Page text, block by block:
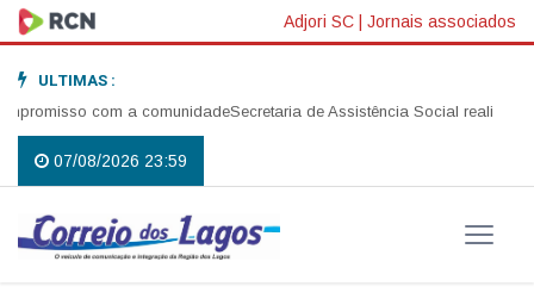
Adjori SC | Jornais associados
ULTIMAS :
a comunidade Secretaria de Assistência Social realiza abertura da
07/08/2026 23:59